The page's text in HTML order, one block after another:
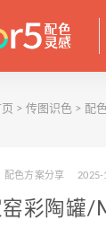
> 传图识色 > 配
配色方案分享 2025-
彩陶罐/